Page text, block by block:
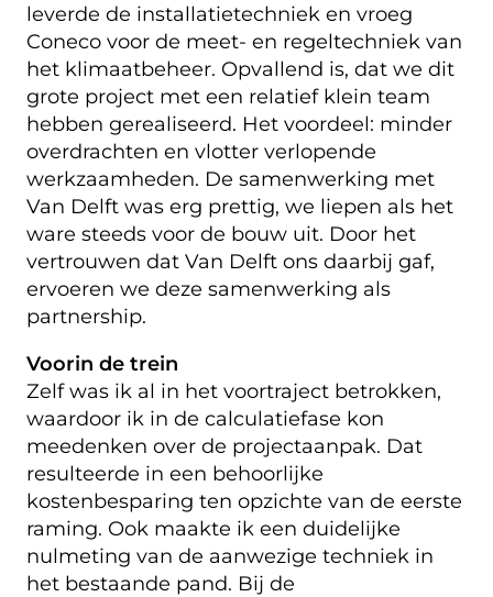
leverde de installatietechniek en vroeg
Coneco voor de meet- en regeltechniek van
het klimaatbeheer. Opvallend is, dat we dit
grote project met een relatief klein team
hebben gerealiseerd. Het voordeel: minder
overdrachten en vlotter verlopende
werkzaamheden. De samenwerking met
Van Delft was erg prettig, we liepen als het
ware steeds voor de bouw uit. Door het
vertrouwen dat Van Delft ons daarbij gaf,
ervoeren we deze samenwerking als
partnership.
Voorin de trein
Zelf was ik al in het voortraject betrokken,
waardoor ik in de calculatiefase kon
meedenken over de projectaanpak. Dat
resulteerde in een behoorlijke
kostenbesparing ten opzichte van de eerste
raming. Ook maakte ik een duidelijke
nulmeting van de aanwezige techniek in
het bestaande pand. Bij de